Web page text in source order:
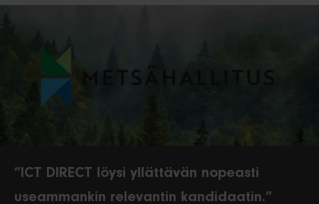
”ICT DIRECT löysi yllättävän nopeasti
useammankin relevantin kandidaatin.”